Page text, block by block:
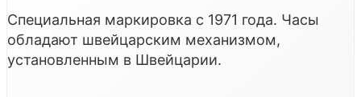
Специальная маркировка с 1971 года. Часы
обладают швейцарским механизмом,
установленным в Швейцарии.